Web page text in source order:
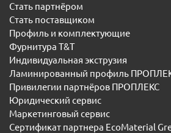
Стать партнёром
Стать поставщиком
Профиль и комплектующие
Фурнитура T&T
Индивидуальная экструзия
Ламинированный профиль
Привилегии партнёров ПРОПЛЕКС
Юридический сервис
Маркетинговый сервис
Сертификат партнера EcoMaterial